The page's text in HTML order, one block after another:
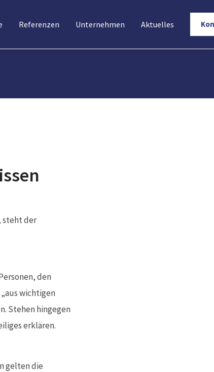
Referenzen Unternehmen Aktuelles
steht der
den
wichtigen
Stehen hingegen
erklären.
gelten die